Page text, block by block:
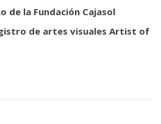
de la Fundación Cajasol
de artes visuales Artist of